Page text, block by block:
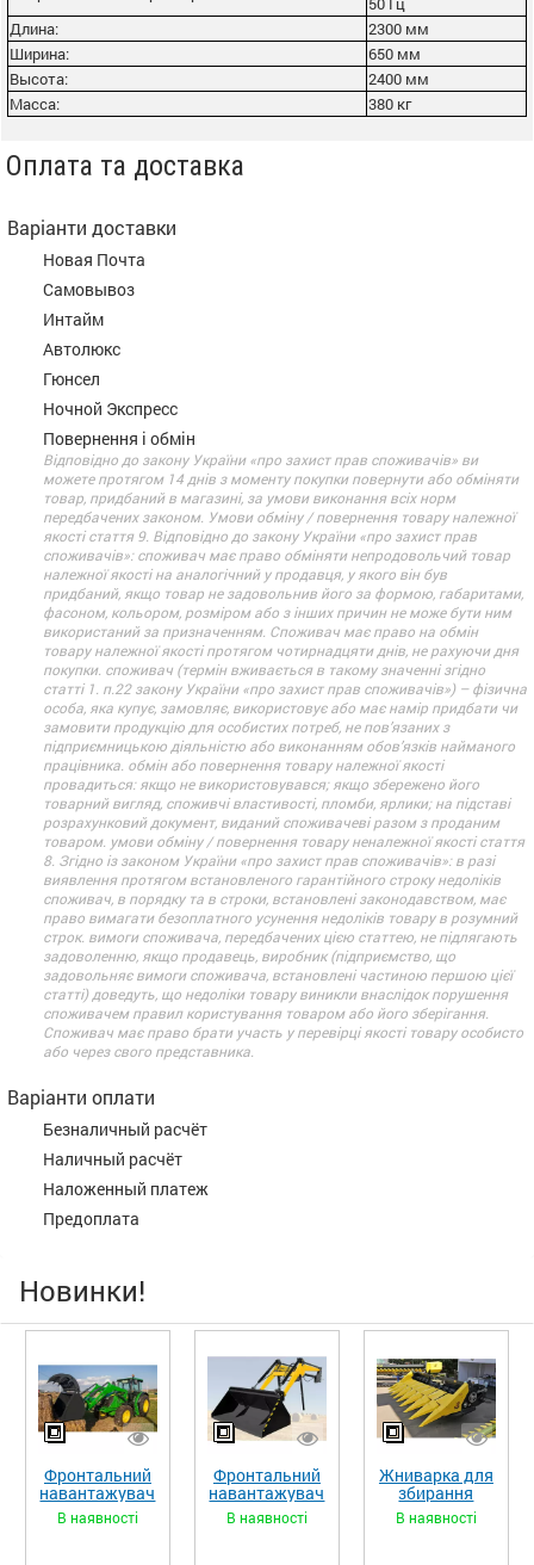
Длина:
2300 мм
Ширина:
650 мм
Высота:
2400 мм
Масса:
380 кг
Оплата та доставка
Варіанти доставки
Новая Почта
Самовывоз
Интайм
Автолюкс
Гюнсел
Ночной Экспресс
Повернення і обмін
Відповідно до закону України «про захист прав споживачів» ви
можете протягом 14 днів з моменту покупки повернути або обміняти
товар, придбаний в магазині, за умови виконання всіх норм
передбачених законом. Умови обміну / повернення товару належної
якості стаття 9. Відповідно до закону України «про захист прав
споживачів»: споживач має право обміняти непродовольчий товар
належної якості на аналогічний у продавця, у якого він був
придбаний, якщо товар не задовольнив його за формою, габаритами,
фасоном, кольором, розміром або з інших причин не може бути ним
використаний за призначенням. Споживач має право на обмін
товару належної якості протягом чотирнадцяти днів, не рахуючи дня
покупки. споживач (термін вживається в такому значенні згідно
статті 1. п.22 закону України «про захист прав споживачів») – фізична
особа, яка купує, замовляє, використовує або має намір придбати чи
замовити продукцію для особистих потреб, не пов’язаних з
підприємницькою діяльністю або виконанням обов’язків найманого
працівника. обмін або повернення товару належної якості
провадиться: якщо не використовувався; якщо збережено його
товарний вигляд, споживчі властивості, пломби, ярлики; на підставі
розрахунковий документ, виданий споживачеві разом з проданим
товаром. умови обміну / повернення товару неналежної якості стаття
8. Згідно із законом України «про захист прав споживачів»: в разі
виявлення протягом встановленого гарантійного строку недоліків
споживач, в порядку та в строки, встановлені законодавством, має
право вимагати безоплатного усунення недоліків товару в розумний
строк. вимоги споживача, передбачених цією статтею, не підлягають
задоволенню, якщо продавець, виробник (підприємство, що
задовольняє вимоги споживача, встановлені частиною першою цієї
статті) доведуть, що недоліки товару виникли внаслідок порушення
споживачем правил користування товаром або його зберігання.
Споживач має право брати участь у перевірці якості товару особисто
або через свого представника.
Варіанти оплати
Безналичный расчёт
Наличный расчёт
Наложенный платеж
Предоплата
Новинки!
Фронтальний
навантажувач
«STRONG XL»
В наявності
Фронтальний
навантажувач
«STRONG»
В наявності
Жниварка для
збирання
кукурудзи
ЖКИ-870
В наявності